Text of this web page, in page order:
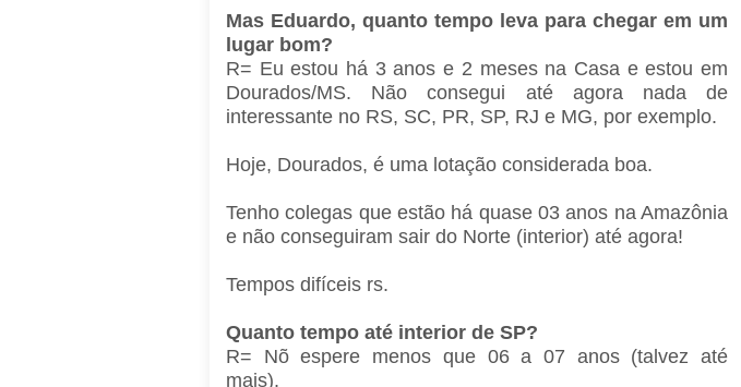
Mas Eduardo, quanto tempo leva para chegar em um
lugar bom?
R= Eu estou há 3 anos e 2 meses na Casa e estou em
Dourados/MS. Não consegui até agora nada de
interessante no RS, SC, PR, SP, RJ e MG, por exemplo.
Hoje, Dourados, é uma lotação considerada boa.
Tenho colegas que estão há quase 03 anos na Amazônia
e não conseguiram sair do Norte (interior) até agora!
Tempos difíceis rs.
Quanto tempo até interior de SP?
R= Nõ espere menos que 06 a 07 anos (talvez até
mais).